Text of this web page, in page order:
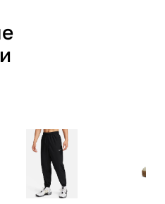
Спорт Германия, Пума вэй 1,
Херцогенаурах, 91074
ООО 'Клермонт' 231741,
Гродненская обл.,
Гродненский р-н, а/г Гожа,
ул.Школьная, д.5, к.13